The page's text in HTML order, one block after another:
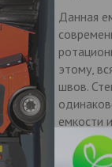
Данная
этому,
швов.
емкости